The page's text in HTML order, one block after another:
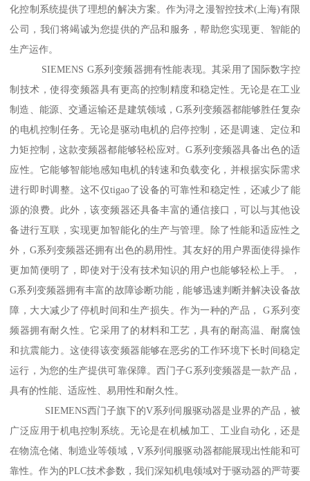
化控制系统提供了理想的解决方案。作为浔之漫智控技术(上海)有限
公司，我们将竭诚为您提供的产品和服务，帮助您实现更、智能的
生产运作。
SIEMENS G系列变频器拥有性能表现。其采用了国际数字控
制技术，使得变频器具有更高的控制精度和稳定性。无论是在工业
制造、能源、交通运输还是建筑领域，G系列变频器都能够胜任复杂
的电机控制任务。无论是驱动电机的启停控制，还是调速、定位和
力矩控制，这款变频器都能够轻松应对。G系列变频器具备出色的适
应性。它能够智能地感知电机的转速和负载变化，并根据实际需求
进行即时调整。这不仅tigao了设备的可靠性和稳定性，还减少了能
源的浪费。此外，该变频器还具备丰富的通信接口，可以与其他设
备进行互联，实现更加智能化的生产与管理。除了性能和适应性之
外，G系列变频器还拥有出色的易用性。其友好的用户界面使得操作
更加简便明了，即使对于没有技术知识的用户也能够轻松上手。，
G系列变频器拥有丰富的故障诊断功能，能够迅速判断并解决设备故
障，大大减少了停机时间和生产损失。作为一种的产品， G系列变
频器拥有耐久性。它采用了的材料和工艺，具有的耐高温、耐腐蚀
和抗震能力。这使得该变频器能够在恶劣的工作环境下长时间稳定
运行，为您的生产提供可靠保障。西门子G系列变频器是一款产品，
具有的性能、适应性、易用性和耐久性。
SIEMENS西门子旗下的V系列伺服驱动器是业界的产品，被
广泛应用于机电控制系统。无论是在机械加工、工业自动化，还是
在物流仓储、制造业等领域，V系列伺服驱动器都能展现出性能和可
靠性。作为的PLC技术参数，我们深知机电领域对于驱动器的严苛要